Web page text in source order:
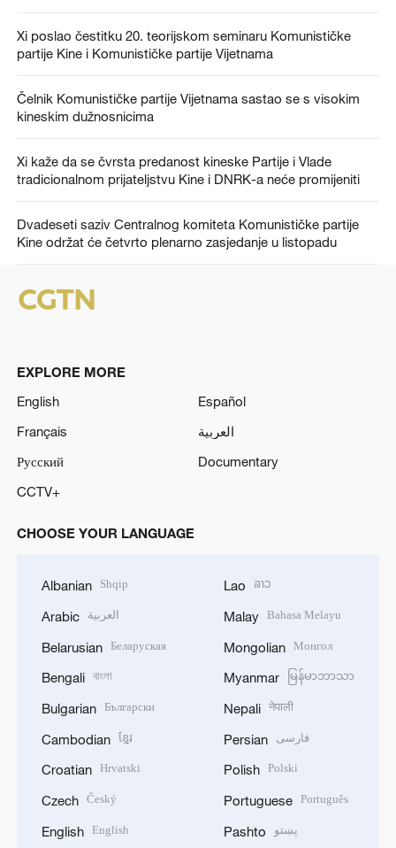
Xi poslao čestitku 20. teorijskom seminaru Komunističke
partije Kine i Komunističke partije Vijetnama
Čelnik Komunističke partije Vijetnama sastao se s visokim
kineskim dužnosnicima
Xi kaže da se čvrsta predanost kineske Partije i Vlade
tradicionalnom prijateljstvu Kine i DNRK-a neće promijeniti
Dvadeseti saziv Centralnog komiteta Komunističke partije
Kine održat će četvrto plenarno zasjedanje u listopadu
EXPLORE MORE
English
Español
Français
العربية
Русский
Documentary
CCTV+
CHOOSE YOUR LANGUAGE
Albanian Shqip
Arabic العربية
Belarusian Беларуская
Bengali বাংলা
Bulgarian Български
Cambodian ខ្មែរ
Croatian Hrvatski
Czech Český
English English
Lao ລາວ
Malay Bahasa Melayu
Mongolian Монгол
Myanmar မြန်မာဘာသာ
Nepali नेपाली
Persian فارسی
Polish Polski
Portuguese Português
Pashto پښتو